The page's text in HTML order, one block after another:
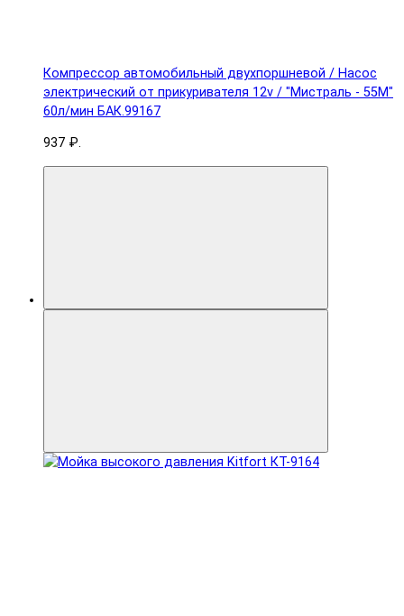
Компрессор автомобильный двухпоршневой / Насос
электрический от прикуривателя 12v / "Мистраль - 55М"
60л/мин БАК.99167
937 ₽.